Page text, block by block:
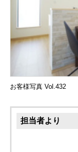
お客様写真 Vol.432
担当者より